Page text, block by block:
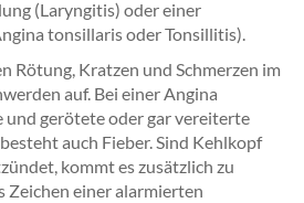
(Laryngitis) oder einer
tonsillaris oder Tonsillitis).
Rötung, Kratzen und Schmerzen im
auf. Bei einer Angina
und gerötete oder gar vereiterte
auch Fieber. Sind Kehlkopf
kommt es zusätzlich zu
Zeichen einer alarmierten